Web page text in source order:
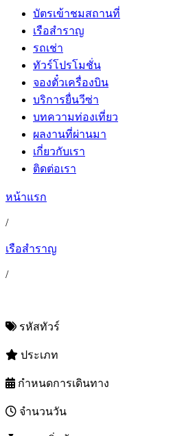
บัตรเข้าชมสถานที่
เรือสำราญ
รถเช่า
ทัวร์โปรโมชั่น
จองตั๋วเครื่องบิน
บริการยื่นวีซ่า
บทความท่องเที่ยว
ผลงานที่ผ่านมา
เกี่ยวกับเรา
ติดต่อเรา
หน้าแรก
/
เรือสำราญ
/
รหัสทัวร์
ประเภท
กำหนดการเดินทาง
จำนวนวัน